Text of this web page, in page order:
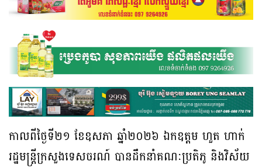
កាលពីថ្ងៃទី២១ ខែឧសភា ឆ្នាំ២០២៦ ឯកឧត្តម ហួត ហាក់
រដ្ឋមន្ត្រីក្រសួងទេសចរណ៍ បានដឹកនាំគណៈប្រតិភូ និងវិស័យ